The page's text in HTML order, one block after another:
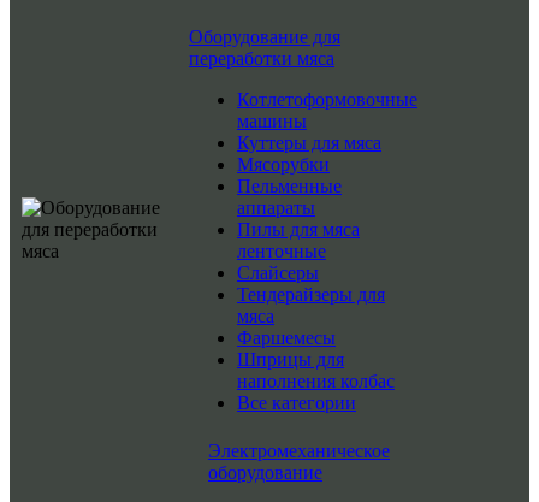
Оборудование для
переработки мяса
Котлетоформовочные
машины
Куттеры для мяса
Мясорубки
Пельменные
аппараты
Пилы для мяса
ленточные
Слайсеры
Тендерайзеры для
мяса
Фаршемесы
Шприцы для
наполнения колбас
Все категории
Электромеханическое
оборудование